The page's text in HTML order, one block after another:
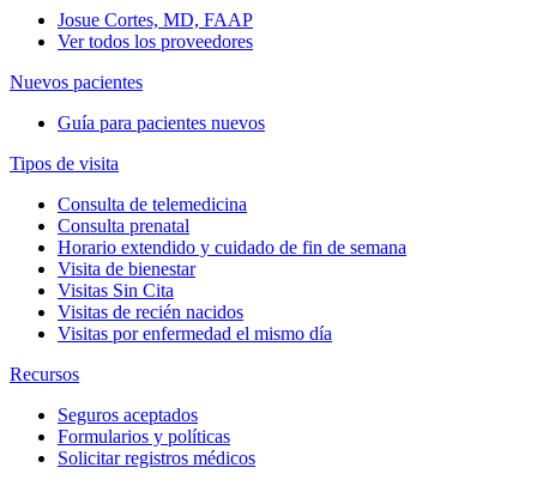
Josue Cortes, MD, FAAP
Ver todos los proveedores
Nuevos pacientes
Guía para pacientes nuevos
Tipos de visita
Consulta de telemedicina
Consulta prenatal
Horario extendido y cuidado de fin de semana
Visita de bienestar
Visitas Sin Cita
Visitas de recién nacidos
Visitas por enfermedad el mismo día
Recursos
Seguros aceptados
Formularios y políticas
Solicitar registros médicos